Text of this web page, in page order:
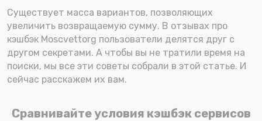
Существует масса вариантов, позволяющих
увеличить возвращаемую сумму. В отзывах про
кэшбэк Moscvettorg пользователи делятся друг с
другом секретами. А чтобы вы не тратили время на
поиски, мы все эти советы собрали в этой статье. И
сейчас расскажем их вам.
Сравнивайте условия кэшбэк сервисов